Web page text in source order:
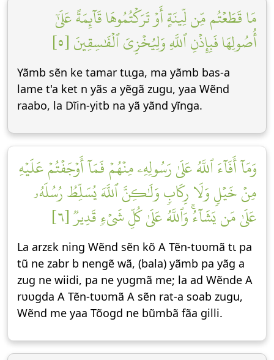
مَا قَطَعۡتُم مِّن لِّينَةٍ أَوۡ تَرَكۡتُمُوهَا قَآئِمَةً عَلَىٰٓ
أُصُولِهَا فَبِإِذۡنِ ٱللَّهِ وَلِيُخۡزِيَ ٱلۡفَٰسِقِينَ [٥]
Yãmb sẽn ke tamar tɩɩga, ma yãmb bas-a
lame t'a ket n yãs a yẽgã zugu, yaa Wẽnd
raabo, la Dĩin-yitb na yã yãnd yĩnga.
وَمَآ أَفَآءَ ٱللَّهُ عَلَىٰ رَسُولِهِۦ مِنۡهُمۡ فَمَآ أَوۡجَفۡتُمۡ عَلَيۡهِ
مِنۡ خَيۡلٖ وَلَا رِكَابٖ وَلَٰكِنَّ ٱللَّهَ يُسَلِّطُ رُسُلَهُۥ
عَلَىٰ مَن يَشَآءُۚ وَٱللَّهُ عَلَىٰ كُلِّ شَيۡءٖ قَدِيرٞ [٦]
La arzεk ning Wẽnd sẽn kõ A Tẽn-tʋʋmã tɩ pa
tũ ne zabr b nengẽ wã, (bala) yãmb pa yãg a
zug ne wiidi, pa ne yʋgmã me; la ad Wẽnde A
rʋʋgda A Tẽn-tʋʋmã A sẽn rat-a soab zugu,
Wẽnd me yaa Tõogd ne bũmbã fãa gilli.